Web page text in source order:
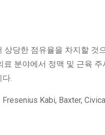
당한 점유율을 차지할 것
분야에서 정맥 및 근육
.
Kabi, Baxter,